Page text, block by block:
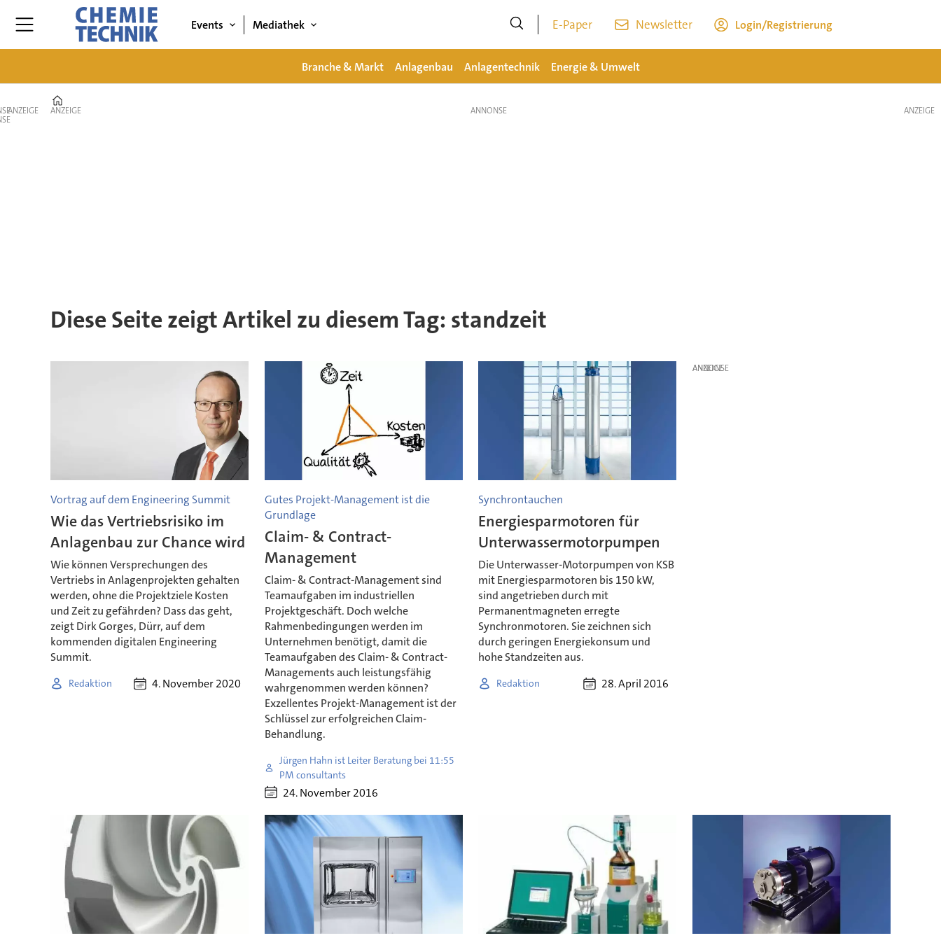
Events Mediathek E-Paper Newsletter Login/Registrierung
Branche & Markt Anlagenbau Anlagentechnik Energie & Umwelt
ANZEIGE ANZEIGE
Diese Seite zeigt Artikel zu diesem Tag: standzeit
Vortrag auf dem Engineering Summit
Wie das Vertriebsrisiko im
Anlagenbau zur Chance wird
Wie können Versprechungen des
Vertriebs in Anlagenprojekten gehalten
werden, ohne die Projektziele Kosten
und Zeit zu gefährden? Dass das geht,
zeigt Dirk Gorges, Dürr, auf dem
kommenden digitalen Engineering
Summit.
Redaktion 4. November 2020
Gutes Projekt-Management ist die
Grundlage
Claim- & Contract-
Management
Claim- & Contract-Management sind
Teamaufgaben im industriellen
Projektgeschäft. Doch welche
Rahmenbedingungen werden im
Unternehmen benötigt, damit die
Teamaufgaben des Claim- & Contract-
Managements auch leistungsfähig
wahrgenommen werden können?
Exzellentes Projekt-Management ist der
Schlüssel zur erfolgreichen Claim-
Behandlung.
Jürgen Hahn ist Leiter Beratung bei 11:55
PM consultants
24. November 2016
Synchrontauchen
Energiesparmotoren für
Unterwassermotorpumpen
Die Unterwasser-Motorpumpen von KSB
mit Energiesparmotoren bis 150 kW,
sind angetrieben durch mit
Permanentmagneten erregte
Synchronmotoren. Sie zeichnen sich
durch geringen Energiekonsum und
hohe Standzeiten aus.
Redaktion 28. April 2016
ANZEIGE
ANZEIGE